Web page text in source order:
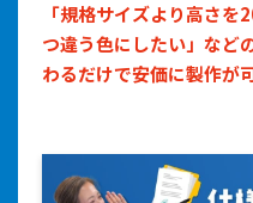
「規格サイズより高さ
つ違う色にしたい」など
わるだけで安価に製作が